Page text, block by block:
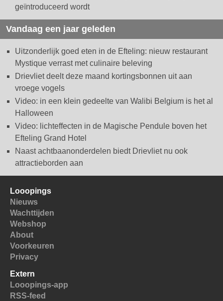
geïntroduceerd wordt
Vandaag een jaar geleden
Uitzonderlijk goed eten in de Efteling: nieuw restaurant
Mystique verrast met culinaire beleving
Drievliet deelt deze maand kortingsbonnen uit aan
vroege vogels
Video: in een klein gedeelte van Walibi Belgium is het al
Halloween
Video: lichteffecten in de Magische Pendule boven het
Efteling Grand Hotel
Naast achtbaanonderdelen biedt Drievliet nu ook
attractieborden aan
Looopings
Nieuws
Wachttijden
Webshop
About
Voorkeuren
Privacy
Extern
Looopings-app
RSS-feed